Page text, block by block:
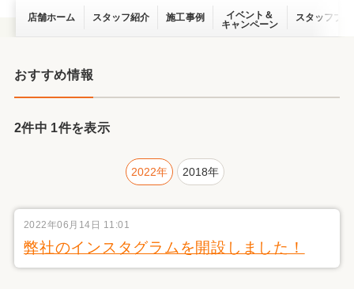
店舗ホーム スタッフ紹介 施工事例
イベント＆
キャンペーン
スタッフブ
おすすめ情報
2件中 1件を表示
2022年 2018年
2022年06月14日 11:01
弊社のインスタグラムを開設しました！